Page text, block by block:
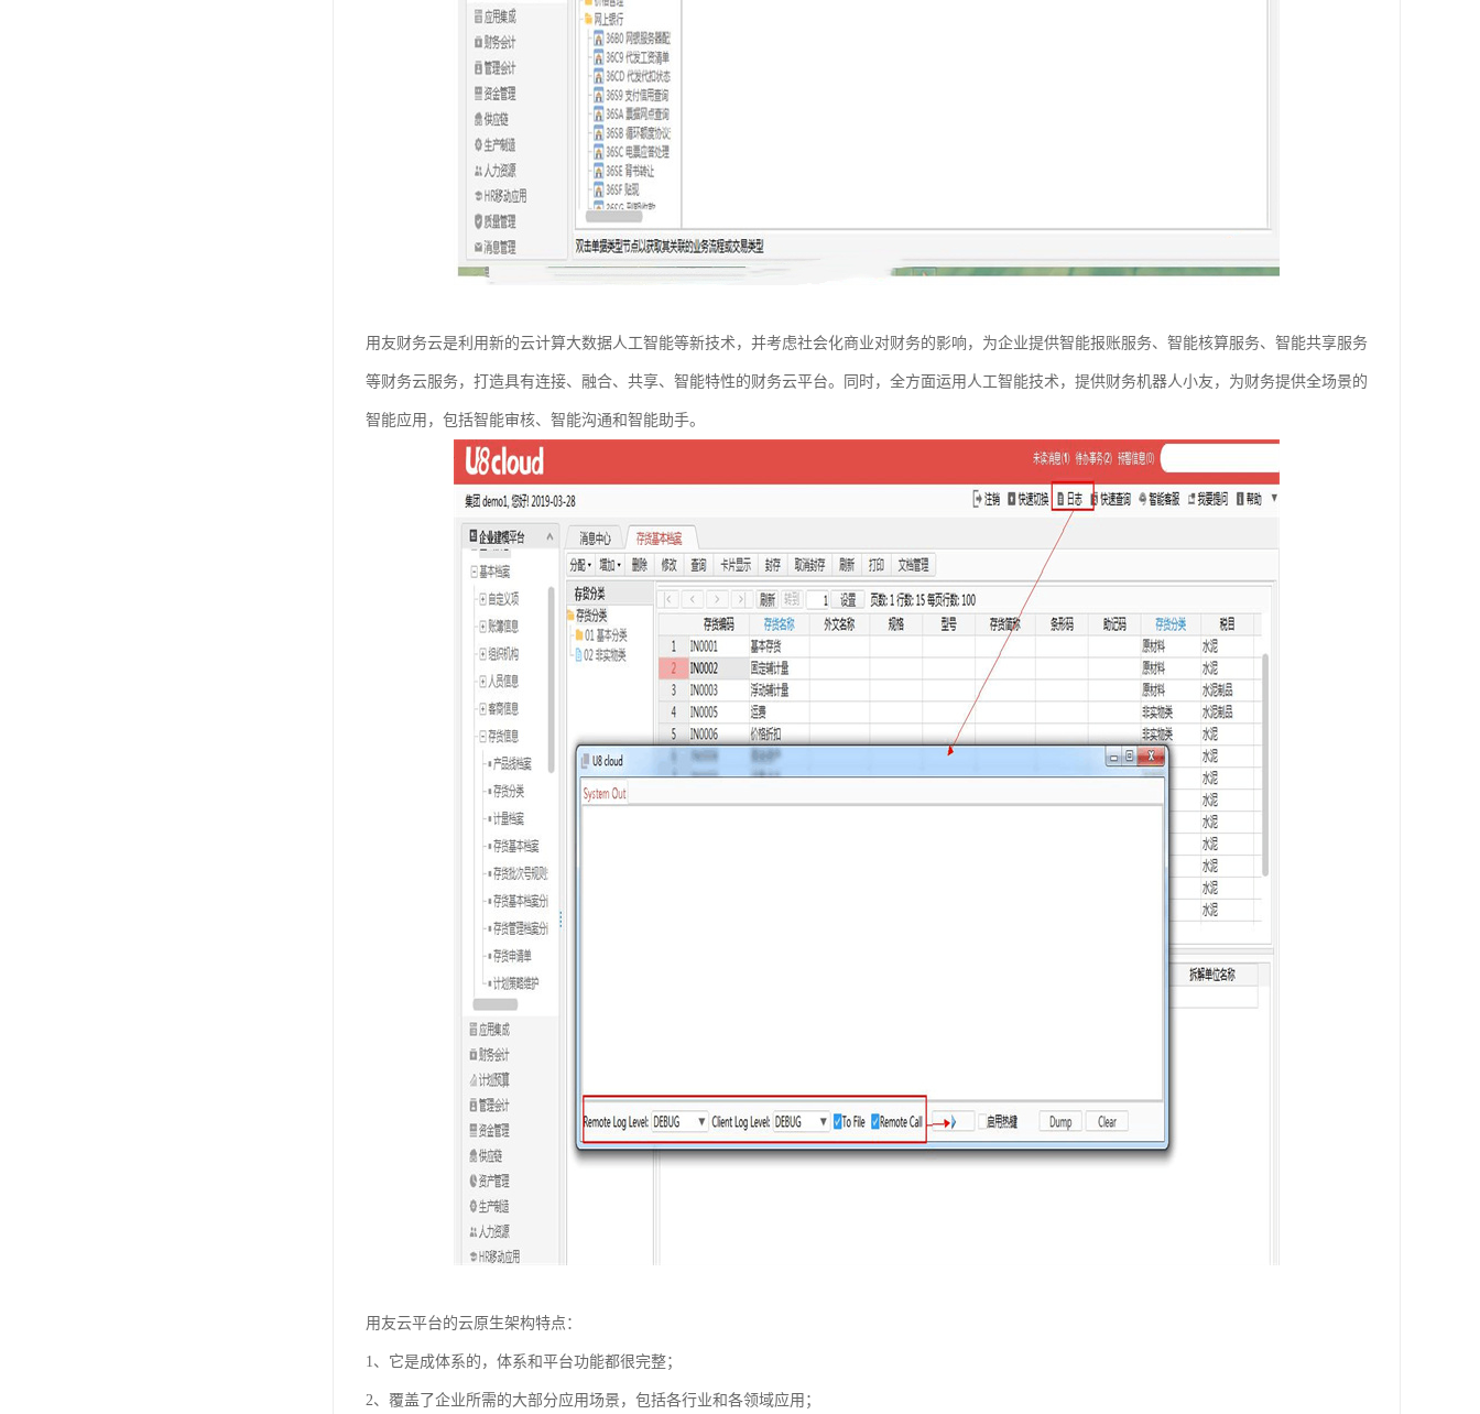
用友财务云是利用新的云计算大数据人工智能等新技术，并考虑社会化商业对财务的影响，为企业提供智能报账服务、智能核算服务、智能共享服务
等财务云服务，打造具有连接、融合、共享、智能特性的财务云平台。同时，全方面运用人工智能技术，提供财务机器人小友，为财务提供全场景的
智能应用，包括智能审核、智能沟通和智能助手。
用友云平台的云原生架构特点：
1、它是成体系的，体系和平台功能都很完整；
2、覆盖了企业所需的大部分应用场景，包括各行业和各领域应用；